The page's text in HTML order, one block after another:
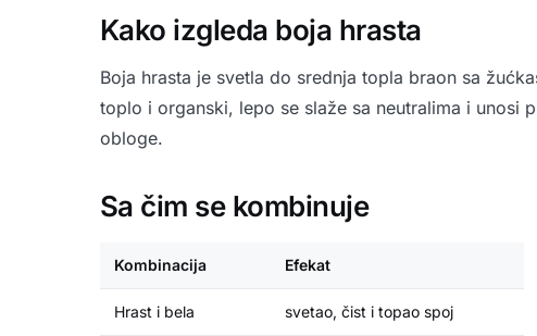
Kako izgleda boja hrasta
Boja hrasta je svetla do srednja topla braon sa
toplo i organski, lepo se slaže sa neutralima i
obloge.
Sa čim se kombinuje
Kombinacija Efekat
Hrast i bela svetao, čist i topao spoj